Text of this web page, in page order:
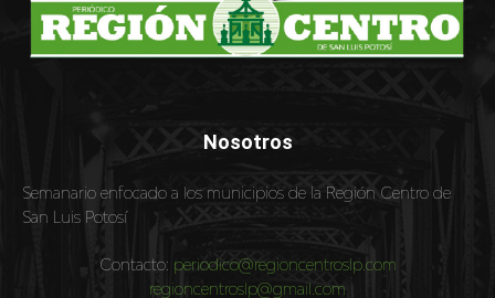
Nosotros
Semanario enfocado a los municipios de la Región Centro de
San Luis Potosí
Contacto: periodico@regioncentroslp.com
regioncentroslp@gmail.com